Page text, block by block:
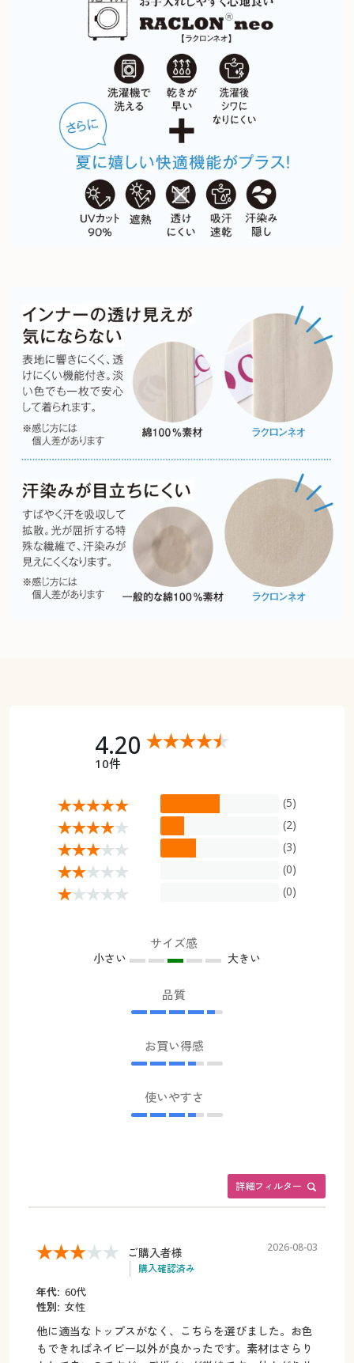
4.20
10件
(5)
(2)
(3)
(0)
(0)
サイズ感
小さい 大きい
品質
お買い得感
使いやすさ
詳細フィルター
ご購入者様
購入確認済み
2026-08-03
年代: 60代
性別: 女性
他に適当なトップスがなく、こちらを選びました。お色
もできればネイビー以外が良かったです。素材はさらり